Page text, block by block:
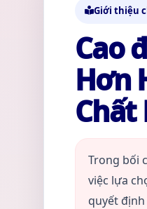
Giới thiệu
Cao
Hơn
Trong bối
việc lựa
quyết định